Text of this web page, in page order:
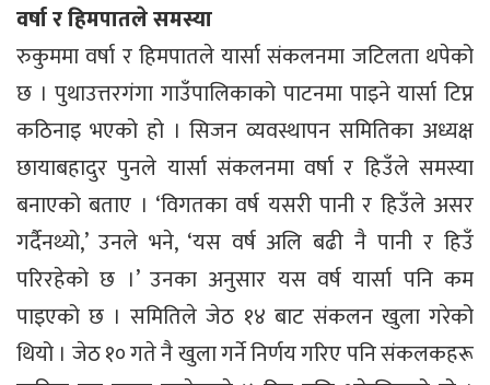
वर्षा र हिमपातले समस्या
रुकुममा वर्षा र हिमपातले यार्सा संकलनमा जटिलता थपेको
छ । पुथाउत्तरगंगा गाउँपालिकाको पाटनमा पाइने यार्सा टिप्न
कठिनाइ भएको हो । सिजन व्यवस्थापन समितिका अध्यक्ष
छायाबहादुर पुनले यार्सा संकलनमा वर्षा र हिउँले समस्या
बनाएको बताए । ‘विगतका वर्ष यसरी पानी र हिउँले असर
गर्दैनथ्यो,’ उनले भने, ‘यस वर्ष अलि बढी नै पानी र हिउँ
परिरहेको छ ।’ उनका अनुसार यस वर्ष यार्सा पनि कम
पाइएको छ । समितिले जेठ १४ बाट संकलन खुला गरेको
थियो । जेठ १० गते नै खुला गर्ने निर्णय गरिए पनि संकलकहरू